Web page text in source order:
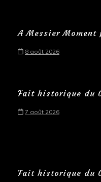
A Messier Moment
8 août 2026
Fait historique du
7 août 2026
Fait historique du